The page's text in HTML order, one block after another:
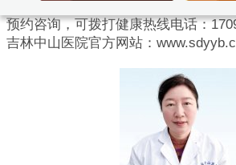
预约咨询，可拨打健康热线电话：
吉林中山医院官方网站：